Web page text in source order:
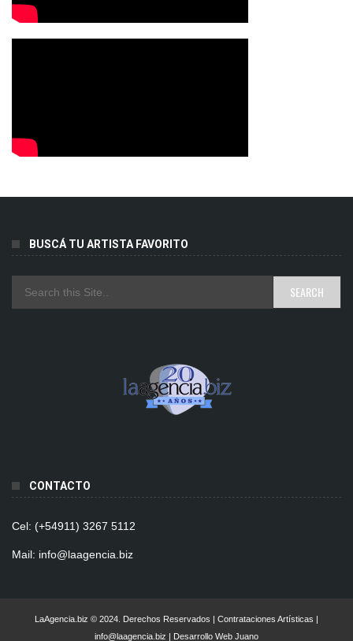
BUSCÁ TU ARTISTA FAVORITO
CONTACTO
Cel: (+54911) 3267 5112
Mail: info@laagencia.biz
LaAgencia.biz © 2024. Derechos Reservados | Contrataciones Artísticas |
info@laagencia.biz | Desarrollo Web Juano